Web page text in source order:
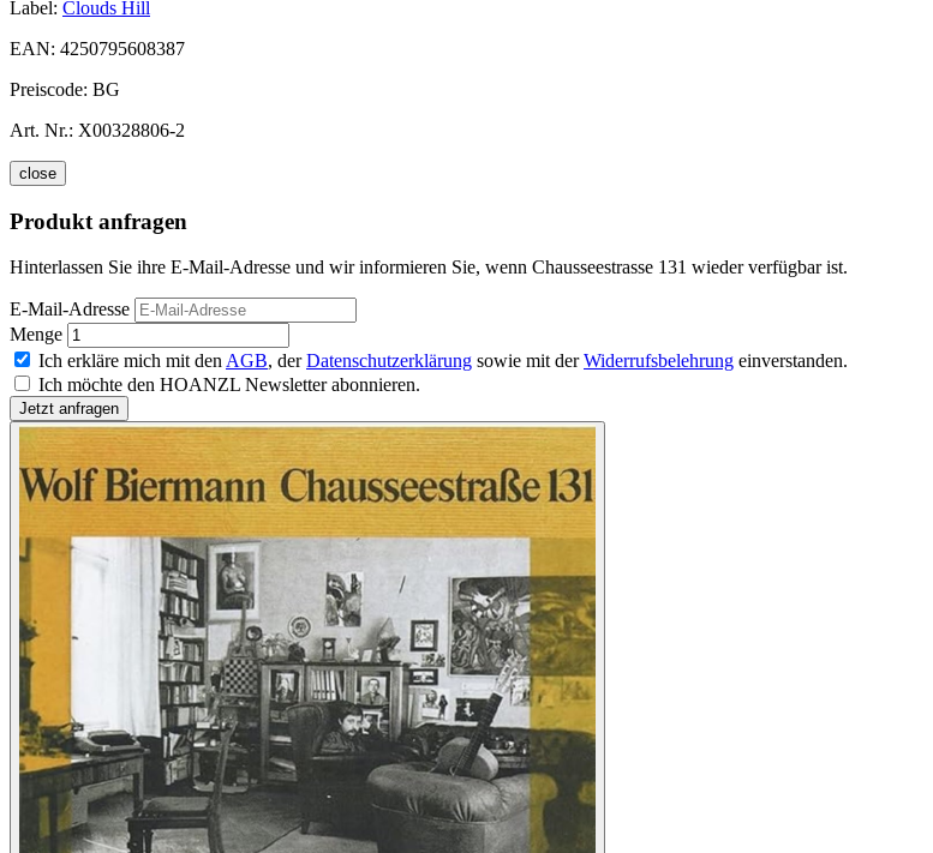
Label: Clouds Hill
EAN: 4250795608387
Preiscode: BG
Art. Nr.: X00328806-2
close
Produkt anfragen
Hinterlassen Sie ihre E-Mail-Adresse und wir informieren Sie, wenn Chausseestrasse 131 wieder verfügbar ist.
E-Mail-Adresse
Menge
Ich erkläre mich mit den AGB, derDatenschutzerklärung sowie mit derWiderrufsbelehrung einverstanden.
Ich möchte den HOANZL Newsletter abonnieren.